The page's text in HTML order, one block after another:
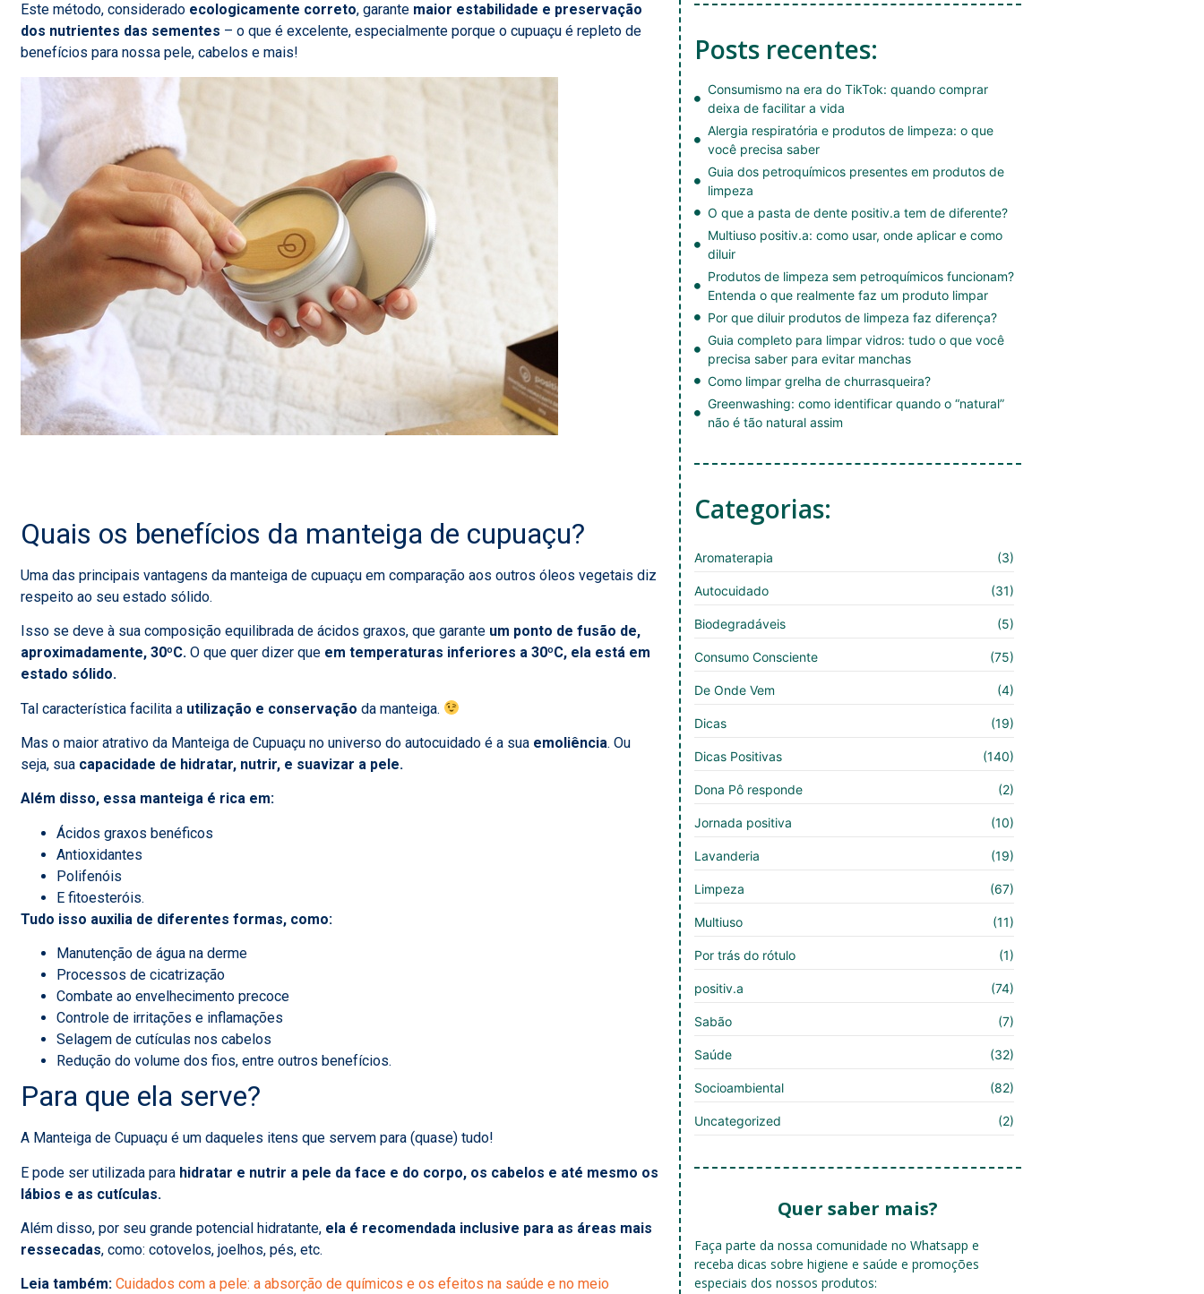
Este método, consideradoecologicamente correto, garante maior estabilidade e preservação
dos nutrientes das sementes – o que é excelente, especialmente porque o cupuaçu é repleto de
benefícios para nossa pele, cabelos e mais!
Quais os benefícios da manteiga de cupuaçu?
Uma das principais vantagens da manteiga de cupuaçu em comparação aos outros óleos vegetais diz
respeito ao seu estado sólido.
Isso se deve à sua composição equilibrada de ácidos graxos, que garante um ponto de fusão de,
aproximadamente, 30ºC. O que quer dizerque em temperaturas inferiores a 30ºC, ela está em
estado sólido.
Tal característica facilita a utilização e conservação da manteiga.
Mas o maior atrativo da Manteiga de Cupuaçu no universo do autocuidado é a sua emoliência. Ou
seja, sua capacidade de hidratar, nutrir, e suavizar a pele.
Além disso, essa manteiga é rica em:
Ácidos graxos benéficos
Antioxidantes
Polifenóis
E fitoesteróis.
Tudo isso auxilia de diferentes formas, como:
Manutenção de água na derme
Processos de cicatrização
Combate ao envelhecimento precoce
Controle de irritações e inflamações
Selagem de cutículas nos cabelos
Redução do volume dos fios, entre outros benefícios.
Para que ela serve?
A Manteiga de Cupuaçu é um daqueles itens que servem para (quase) tudo!
E pode ser utilizada para hidratar e nutrir a pele da face e do corpo, os cabelos e até mesmo os
lábios e as cutículas.
Além disso, por seu grande potencial hidratante, ela é recomendada inclusive para as áreas mais
ressecadas, como: cotovelos, joelhos, pés, etc.
Leia também: Cuidados com a pele: a absorção de químicos e os efeitos na saúde e no meio
Posts recentes:
Consumismo na era do TikTok: quando comprar
deixa de facilitar a vida
Alergia respiratória e produtos de limpeza: o que
você precisa saber
Guia dos petroquímicos presentes em produtos de
limpeza
O que a pasta de dente positiv.a tem de diferente?
Multiuso positiv.a: como usar, onde aplicar e como
diluir
Produtos de limpeza sem petroquímicos funcionam?
Entenda o que realmente faz um produto limpar
Por que diluir produtos de limpeza faz diferença?
Guia completo para limpar vidros: tudo o que você
precisa saber para evitar manchas
Como limpar grelha de churrasqueira?
Greenwashing: como identificar quando o “natural”
não é tão natural assim
Categorias:
Aromaterapia (3)
Autocuidado (31)
Biodegradáveis (5)
Consumo Consciente (75)
De Onde Vem (4)
Dicas (19)
Dicas Positivas (140)
Dona Pô responde (2)
Jornada positiva (10)
Lavanderia (19)
Limpeza (67)
Multiuso (11)
Por trás do rótulo (1)
positiv.a (74)
Sabão (7)
Saúde (32)
Socioambiental (82)
Uncategorized (2)
Quer saber mais?
Faça parte da nossa comunidade no Whatsapp e
receba dicas sobre higiene e saúde e promoções
especiais dos nossos produtos: